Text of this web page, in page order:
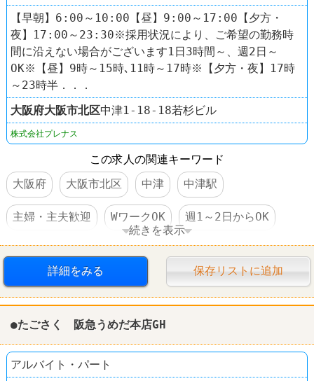
【早朝】6:00～10:00【昼】9:00～17:00【夕方・
夜】17:00～23:30※採用状況により、ご希望の勤務時
間に沿えない場合がございます1日3時間～、週2日～
OK※【昼】9時～15時､11時～17時※【夕方・夜】17時
～23時半．．．
大阪府大阪市北区中津1-18-18若杉ビル
株式会社プレナス
この求人の関連キーワード
大阪府
大阪市北区 中津 中津駅
主婦・主夫歓迎 WワークOK 週1～2日からOK
短時間でもＯＫ 社保完備 食事補助あり
社員登用あり オープニングスタッフ
続きを表示
詳細をみる 保存リストに追加
●たごさく 阪急うめだ本店GH
アルバイト・パート